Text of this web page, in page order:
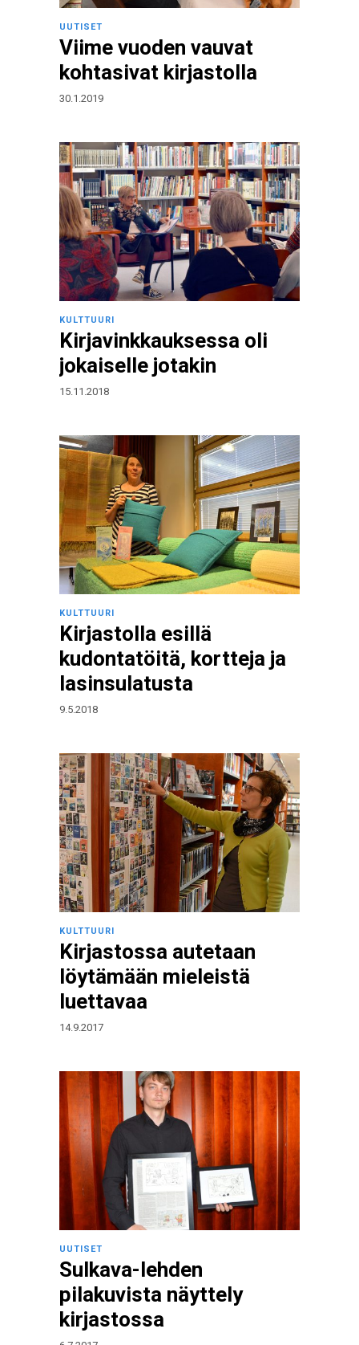
UUTISET
Viime vuoden vauvat
kohtasivat kirjastolla
30.1.2019
KULTTUURI
Kirjavinkkauksessa oli
jokaiselle jotakin
15.11.2018
KULTTUURI
Kirjastolla esillä
kudontatöitä, kortteja ja
lasinsulatusta
9.5.2018
KULTTUURI
Kirjastossa autetaan
löytämään mieleistä
luettavaa
14.9.2017
UUTISET
Sulkava-lehden
pilakuvista näyttely
kirjastossa